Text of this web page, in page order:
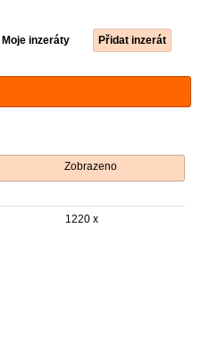
Moje inzeráty Přidat inzerát
Zobrazeno
1220 x